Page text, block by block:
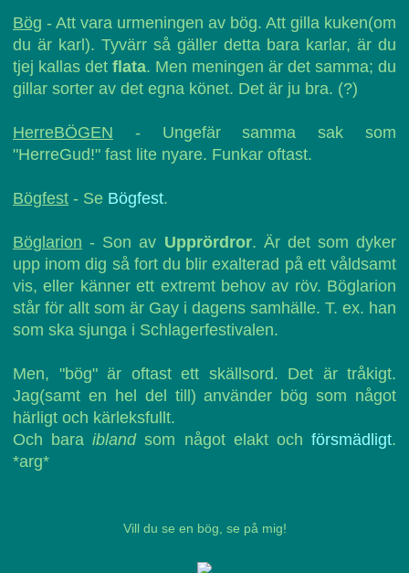
Bög - Att vara urmeningen av bög. Att gilla kuken(om
du är karl). Tyvärr så gäller detta bara karlar, är du
tjej kallas det flata. Men meningen är det samma; du
gillar sorter av det egna könet. Det är ju bra. (?)
HerreBÖGEN - Ungefär samma sak som
"HerreGud!" fast lite nyare. Funkar oftast.
Bögfest - Se Bögfest.
Böglarion - Son av Upprördror. Är det som dyker
upp inom dig så fort du blir exalterad på ett våldsamt
vis, eller känner ett extremt behov av röv. Böglarion
står för allt som är Gay i dagens samhälle. T. ex. han
som ska sjunga i Schlagerfestivalen.
Men, "bög" är oftast ett skällsord. Det är tråkigt.
Jag(samt en hel del till) använder bög som något
härligt och kärleksfullt.
Och baraiblandsom något elakt ochförsmädligt.
*arg*
Vill du se en bög, se på mig!